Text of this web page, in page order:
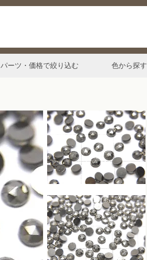
パーツ・価格で絞り込む 色から探す